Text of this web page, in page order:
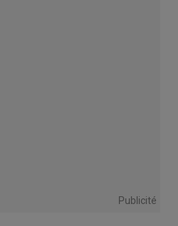
Publicité